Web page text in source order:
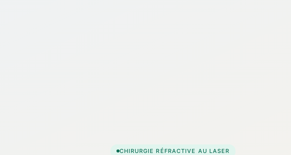
CHIRURGIE RÉFRACTIVE AU LASER